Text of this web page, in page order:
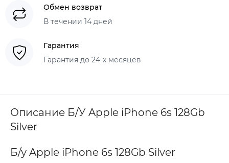
Обмен возврат
В течении 14 дней
Гарантия
Гарантия до 24-х месяцев
Описание Б/У Apple iPhone 6s 128Gb
Silver
Б/у Apple iPhone 6s 128Gb Silver